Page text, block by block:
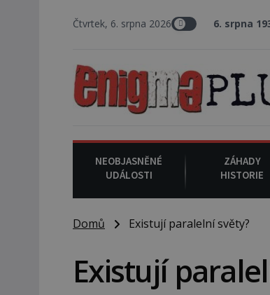
Čtvrtek, 6. srpna 2026
6. srpna 1930 : Americký
NEOBJASNĚNÉ
UDÁLOSTI
ZÁHADY
HISTORIE
Domů Existují paralelní světy?
Existují